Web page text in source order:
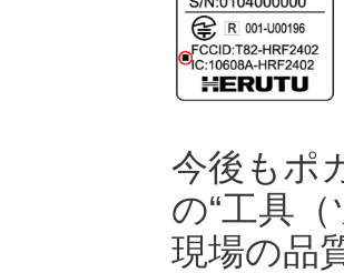
今後もポ
の“工具
現場の品